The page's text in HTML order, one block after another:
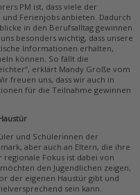
PM ist, dass viele der
Ferienjobs anbieten. Dadurch
in den Berufsalltag gewinnen
besonders wichtig, dass unsere
Informationen erhalten,
können. So fällt die
erklärt Mandy Große vom
freuen uns, dass wir auch in
für die Teilnahme gewinnen
und Schülerinnen der
aber auch an Eltern, die ihre
Fokus ist dabei von
den Jugendlichen zeigen,
der eigenen Haustür gibt und
sein kann.